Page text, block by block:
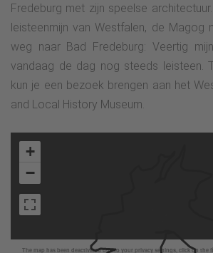
Fredeburg met zijn speelse
leisteenmijn van Westfalen, de Magog
weg naar Bad Fredeburg: Veertig
vandaag de dag nog steeds leisteen.
kun je een bezoek brengen aan het
and Local History Museum.
The map has been deactivated due to your privacy settings, click on
+
−